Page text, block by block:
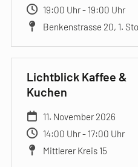
19:00 Uhr - 19:00 Uhr
Benkenstrasse 20, 1.
Lichtblick Kaffee &
Kuchen
11. November 2026
14:00 Uhr - 17:00 Uhr
Mittlerer Kreis 15